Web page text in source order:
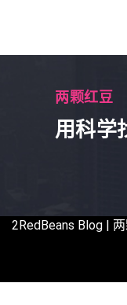
两颗红豆
用科学
2RedBeans Blog |